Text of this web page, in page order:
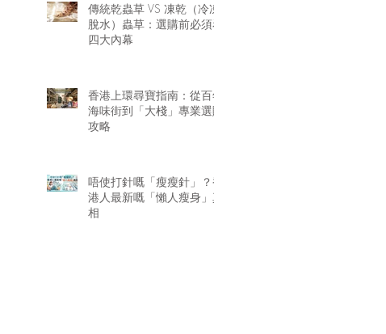
傳統乾蟲草 VS 凍乾（冷凍
脫水）蟲草：選購前必須看
四大內幕
香港上環尋寶指南：從百年
海味街到「大棧」專業選購
攻略
唔使打針嘅「瘦瘦針」？香
港人最新嘅「懶人瘦身」真
相